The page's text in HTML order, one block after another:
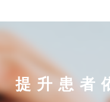
提升患者